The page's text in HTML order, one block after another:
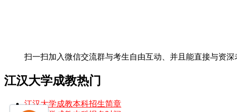
扫一扫加入微信交流群与考生自由互动、并且能直接与资深
江汉大学成教热门
江汉大学成教本科招生简章